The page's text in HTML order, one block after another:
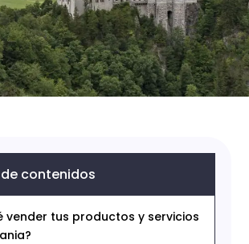
contenidos
vender tus productos y servicios